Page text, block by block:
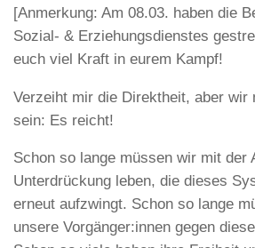
[Anmerkung: Am 08.03. haben die
Sozial- & Erziehungsdienstes
euch viel Kraft in eurem Kampf!
Verzeiht mir die Direktheit, aber wir
sein: Es reicht!
Schon so lange müssen wir mit der
Unterdrückung leben, die dieses
erneut aufzwingt. Schon so lange
unsere Vorgänger:innen gegen